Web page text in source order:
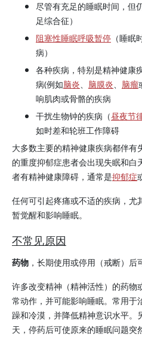
尽管有充足的睡眠时间，但
足综合征）
阻塞性睡眠呼吸暂停 （睡
病）
各种疾病，特别是精神健康
病(例如脑炎、 脑膜炎、 脑瘤
响肌肉或骨骼的疾病
干扰生物钟的疾病（昼夜节
如时差和轮班工作障碍
大多数主要的精神健康疾病都伴有
的重度抑郁症患者会出现失眠和白
者有精神健康障碍，通常是抑郁症
任何可引起疼痛或不适的疾病，尤
暂觉醒和影响睡眠。
不常见原因
药物 ，长期使用或停用（戒断）后
许多改变精神（精神活性）的药物
常动作，并可能影响睡眠。常用于
躁和冷漠，并降低精神意识水平。
天，停药后可使原来的睡眠问题突